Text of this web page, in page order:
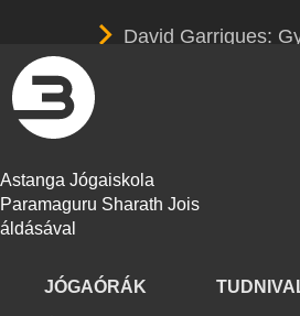
David Garrigues:
Az astanga
A kombucha tea
erősebbek
Astanga Jógaiskola
Paramaguru Sharath Jois
áldásával
JÓGAÓRÁK